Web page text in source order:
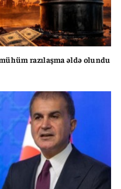
razılaşma əldə olundu